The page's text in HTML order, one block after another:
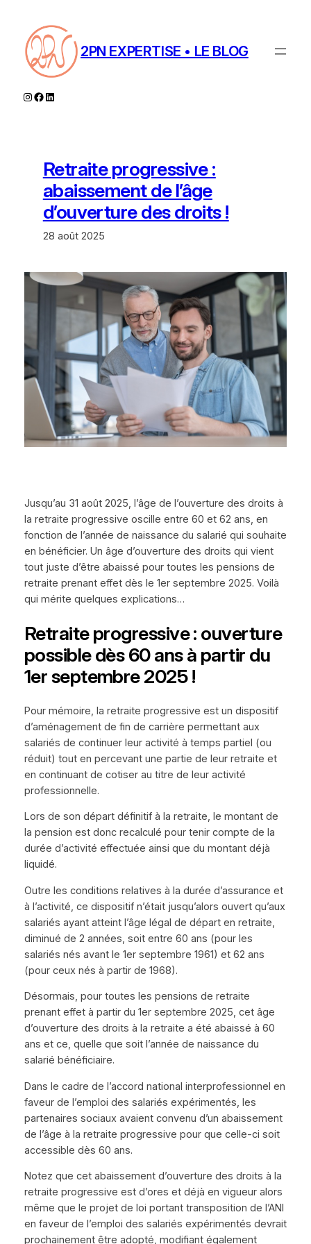
contenu
2PN EXPERTISE • LE BLOG
Instagram
Facebook
LinkedIn
Retraite progressive :
abaissement de l’âge
d’ouverture des droits !
28 août 2025
Jusqu’au 31 août 2025, l’âge de l’ouverture des droits à
la retraite progressive oscille entre 60 et 62 ans, en
fonction de l’année de naissance du salarié qui souhaite
en bénéficier. Un âge d’ouverture des droits qui vient
tout juste d’être abaissé pour toutes les pensions de
retraite prenant effet dès le 1er septembre 2025. Voilà
qui mérite quelques explications…
Retraite progressive : ouverture
possible dès 60 ans à partir du
1er septembre 2025 !
Pour mémoire, la retraite progressive est un dispositif
d’aménagement de fin de carrière permettant aux
salariés de continuer leur activité à temps partiel (ou
réduit) tout en percevant une partie de leur retraite et
en continuant de cotiser au titre de leur activité
professionnelle.
Lors de son départ définitif à la retraite, le montant de
la pension est donc recalculé pour tenir compte de la
durée d’activité effectuée ainsi que du montant déjà
liquidé.
Outre les conditions relatives à la durée d’assurance et
à l’activité, ce dispositif n’était jusqu’alors ouvert qu’aux
salariés ayant atteint l’âge légal de départ en retraite,
diminué de 2 années, soit entre 60 ans (pour les
salariés nés avant le 1er septembre 1961) et 62 ans
(pour ceux nés à partir de 1968).
Désormais, pour toutes les pensions de retraite
prenant effet à partir du 1er septembre 2025, cet âge
d’ouverture des droits à la retraite a été abaissé à 60
ans et ce, quelle que soit l’année de naissance du
salarié bénéficiaire.
Dans le cadre de l’accord national interprofessionnel en
faveur de l’emploi des salariés expérimentés, les
partenaires sociaux avaient convenu d’un abaissement
de l’âge à la retraite progressive pour que celle-ci soit
accessible dès 60 ans.
Notez que cet abaissement d’ouverture des droits à la
retraite progressive est d’ores et déjà en vigueur alors
même que le projet de loi portant transposition de l’ANI
en faveur de l’emploi des salariés expérimentés devrait
prochainement être adopté, modifiant également